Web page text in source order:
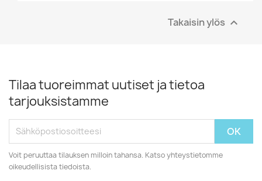
Takaisin ylös 
Tilaa tuoreimmat uutiset ja tietoa
tarjouksistamme
Voit peruuttaa tilauksen milloin tahansa. Katso yhteystietomme
oikeudellisista tiedoista.